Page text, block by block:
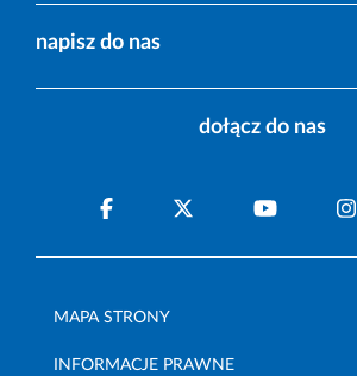
napisz do nas
dołącz do nas
MAPA STRONY
INFORMACJE PRAWNE